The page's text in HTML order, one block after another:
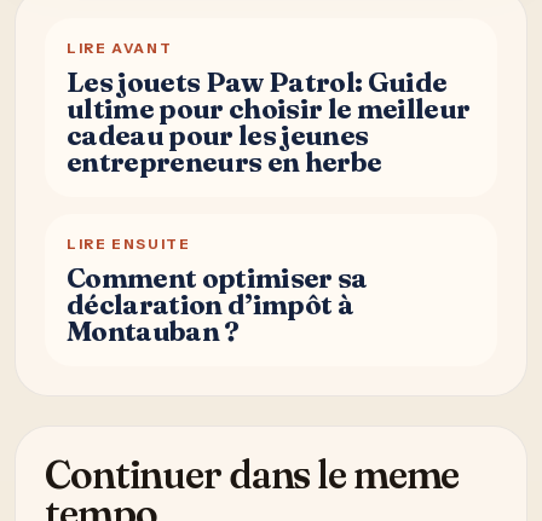
LIRE AVANT
Les jouets Paw Patrol: Guide
ultime pour choisir le meilleur
cadeau pour les jeunes
entrepreneurs en herbe
LIRE ENSUITE
Comment optimiser sa
déclaration d’impôt à
Montauban ?
Continuer dans le meme